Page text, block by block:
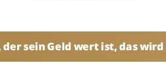
sein Geld wert ist, das